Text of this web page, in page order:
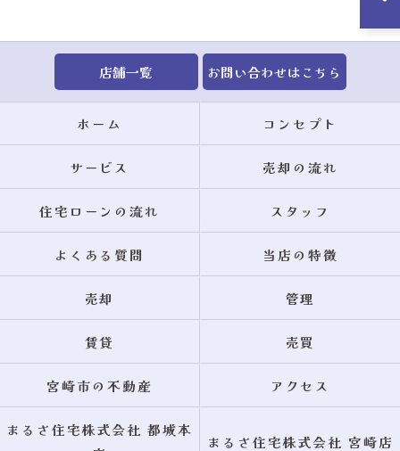
店舗一覧 お問い合わせはこちら
ホーム コンセプト
サービス 売却の流れ
住宅ローンの流れ スタッフ
よくある質問 当店の特徴
売却 管理
賃貸 売買
宮崎市の不動産 アクセス
まるさ住宅株式会社 都城本
まるさ住宅株式会社 宮崎店